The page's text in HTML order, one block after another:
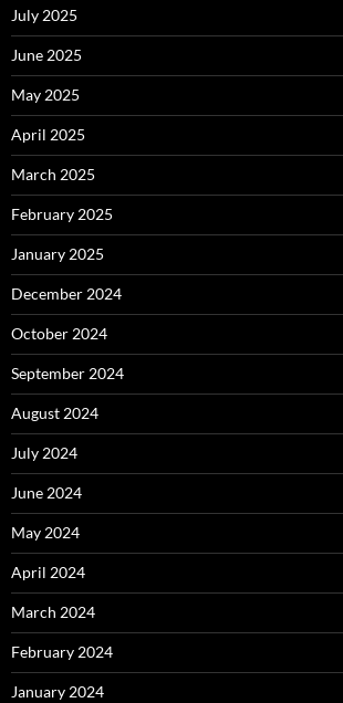
July 2025
June 2025
May 2025
April 2025
March 2025
February 2025
January 2025
December 2024
October 2024
September 2024
August 2024
July 2024
June 2024
May 2024
April 2024
March 2024
February 2024
January 2024